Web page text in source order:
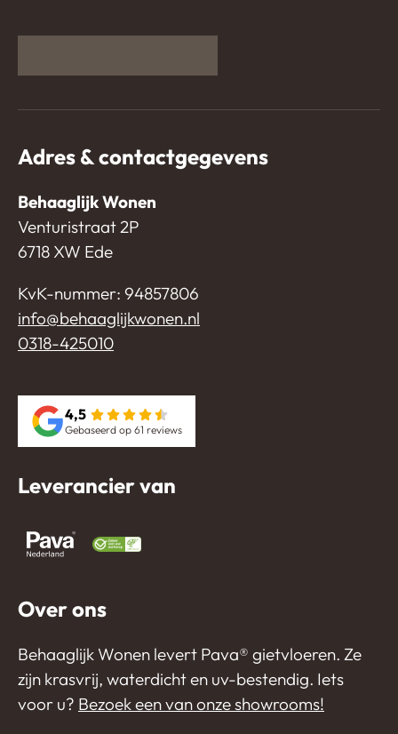
Adres & contactgegevens
Behaaglijk Wonen
Venturistraat 2P
6718 XW Ede
KvK-nummer: 94857806
info@behaaglijkwonen.nl
0318-425010
4,5
Gebaseerd op 61 reviews
Leverancier van
Over ons
Behaaglijk Wonen levert Pava®️ gietvloeren. Ze
zijn krasvrij, waterdicht en uv-bestendig. Iets
voor u? Bezoek een van onze showrooms!